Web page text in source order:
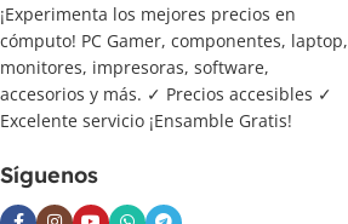
¡Experimenta los mejores precios en
cómputo! PC Gamer, componentes, laptop,
monitores, impresoras, software,
accesorios y más. ✓ Precios accesibles ✓
Excelente servicio ¡Ensamble Gratis!
Síguenos